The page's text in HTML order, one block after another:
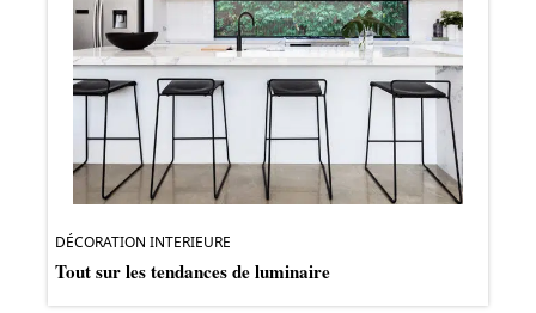
DÉCORATION INTERIEURE
Tout sur les tendances de luminaire